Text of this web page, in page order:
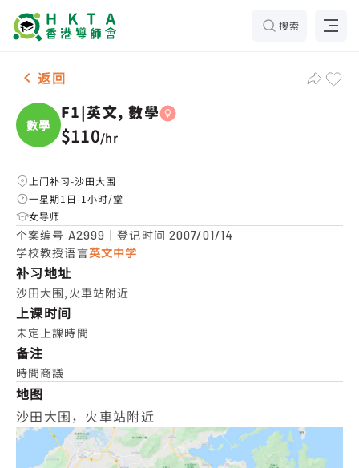
搜索
女-1名 F1|英文, 數學，沙田大围 补习推介
返回
數學
F1|英文, 數學
$110/hr
上门补习-沙田大围
一星期1日-1小时/堂
女导师
个案编号 A2999 ｜登记时间 2007/01/14
学校教授语言英文中学
补习地址
沙田大围,火車站附近
上课时间
未定上課時間
备注
時間商議
地图
沙田大围，火車站附近